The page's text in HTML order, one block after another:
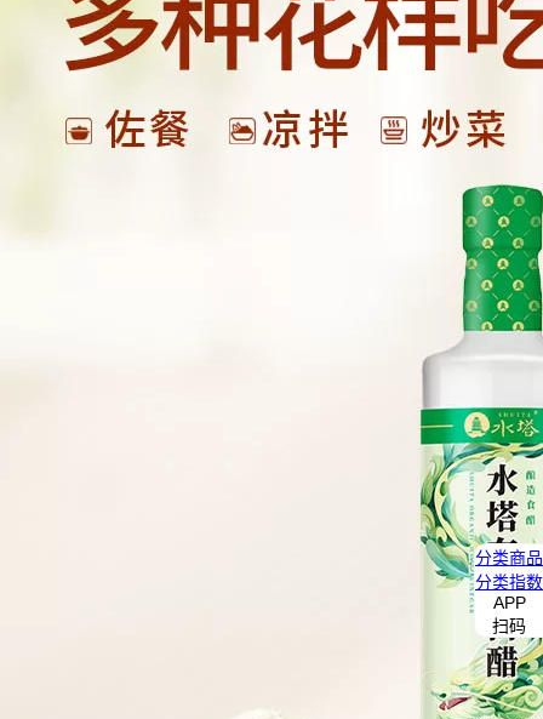
分类商品
分类指数
APP
扫码